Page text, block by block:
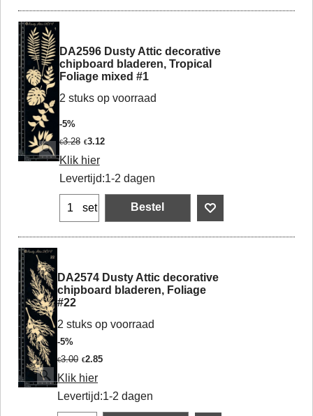
DA2596 Dusty Attic decorative
chipboard bladeren, Tropical
Foliage mixed #1
2 stuks op voorraad
-5%
€3.28 €3.12
Klik hier
Levertijd:1-2 dagen
set Bestel
DA2574 Dusty Attic decorative
chipboard bladeren, Foliage
#22
2 stuks op voorraad
-5%
€3.00 €2.85
Klik hier
Levertijd:1-2 dagen